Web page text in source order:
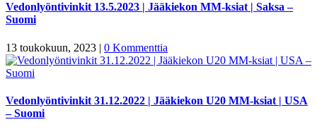
Vedonlyöntivinkit 13.5.2023 | Jääkiekon MM-ksiat | Saksa –
Suomi
13 toukokuun, 2023 | 0 Kommenttia
Vedonlyöntivinkit 31.12.2022 | Jääkiekon U20 MM-ksiat | USA
– Suomi